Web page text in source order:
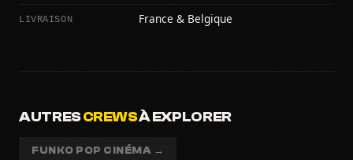
LIVRAISON France & Belgique
AUTRESCREWSÀ EXPLORER
FUNKO POP CINÉMA →